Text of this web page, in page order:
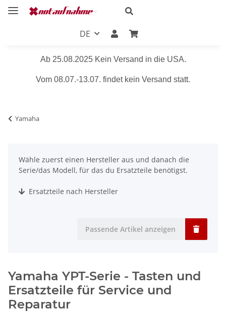
DE
Ab 25.08.2025 Kein Versand in die USA.
Vom 08.07.-13.07. findet kein Versand statt.
Yamaha
Wähle zuerst einen Hersteller aus und danach die
Serie/das Modell, für das du Ersatzteile benötigst.
Ersatzteile nach Hersteller
Passende Artikel anzeigen
Yamaha YPT-Serie - Tasten und
Ersatzteile für Service und
Reparatur